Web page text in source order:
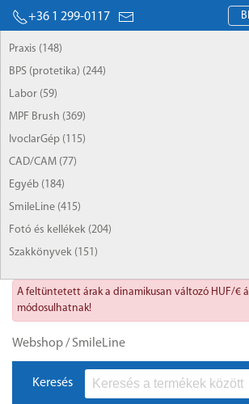
+36 1 299-0117
Praxis (148)
BPS (protetika) (244)
Labor (59)
MPF Brush (369)
IvoclarGép (115)
CAD/CAM (77)
Egyéb (184)
SmileLine (415)
Fotó és kellékek (204)
Szakkönyvek (151)
A feltüntetett árak a dinamikusan változó HUF/€
módosulhatnak!
Webshop/ SmileLine
Keresés